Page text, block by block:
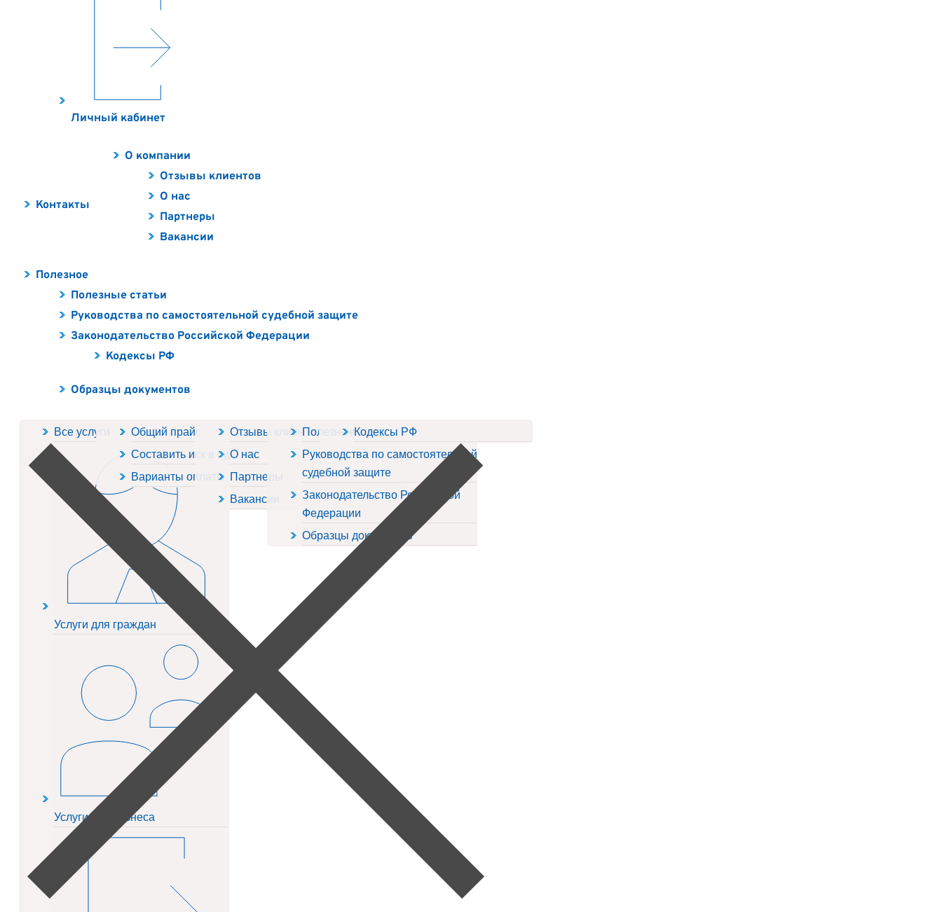
Все услуги
Услуги для граждан
Услуги для бизнеса
Общий прайс
Составить иск в суд
Варианты оплаты
Отзывы клиентов
О нас
Партнеры
Вакансии
Полезные статьи
Руководства по самостоятельной
судебной защите
Законодательство Российской
Федерации
Кодексы РФ
Образцы документов
Личный кабинет
Контакты
О компании
Отзывы клиентов
О нас
Партнеры
Вакансии
Полезное
Полезные статьи
Руководства по самостоятельной судебной защите
Законодательство Российской Федерации
Кодексы РФ
Образцы документов